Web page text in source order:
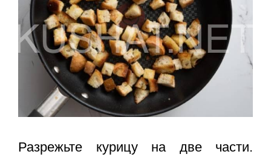
Разрежьте курицу на две части.